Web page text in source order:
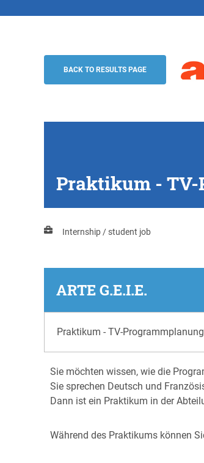
ARTE G.E.I.E.
BACK TO RESULTS PAGE
Praktikum - TV-
Internship / student job
ARTE G.E.I.E.
Praktikum - TV-
Sie möchten wissen, wie die
Sie sprechen Deutsch und
Dann ist ein Praktikum in der
Während des Praktikums können